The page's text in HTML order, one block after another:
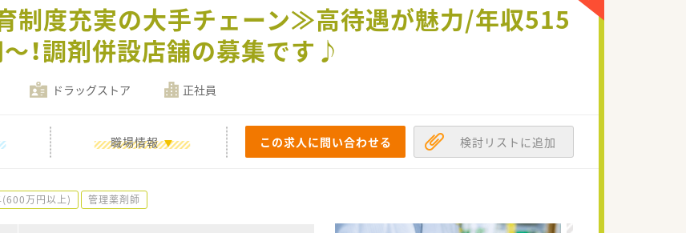
制度充実の大手チェーン≫高待遇が魅力/年収515
！調剤併設店舗の募集です♪
ドラッグストア 正社員
職場情報 この求人に問い合わせる 検討リストに追加
(600万円以上) 管理薬剤師